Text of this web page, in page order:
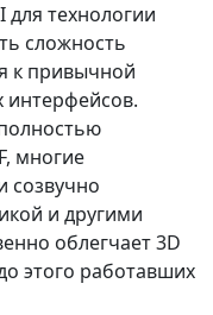
технологии
сложность
к привычной
интерфейсов.
многие
созвучно
и другими
облегчает 3D
этого работавших